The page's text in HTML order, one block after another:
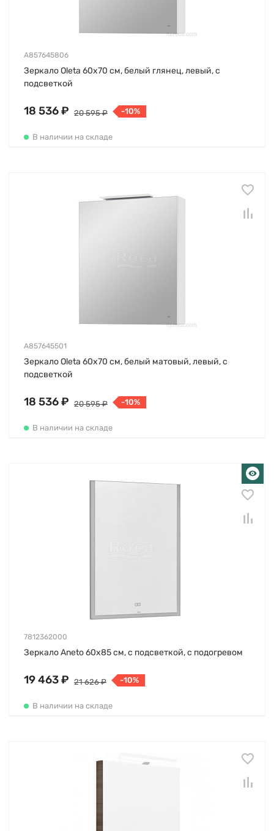
A857645806
Зеркало Oleta 60х70 см, белый глянец, левый, с
подсветкой
18 536 ₽ 20 595 ₽ -10%
В наличии на складе
A857645501
Зеркало Oleta 60х70 см, белый матовый, левый, с
подсветкой
18 536 ₽ 20 595 ₽ -10%
В наличии на складе
7812362000
Зеркало Aneto 60х85 см, с подсветкой, с подогревом
19 463 ₽ 21 626 ₽ -10%
В наличии на складе